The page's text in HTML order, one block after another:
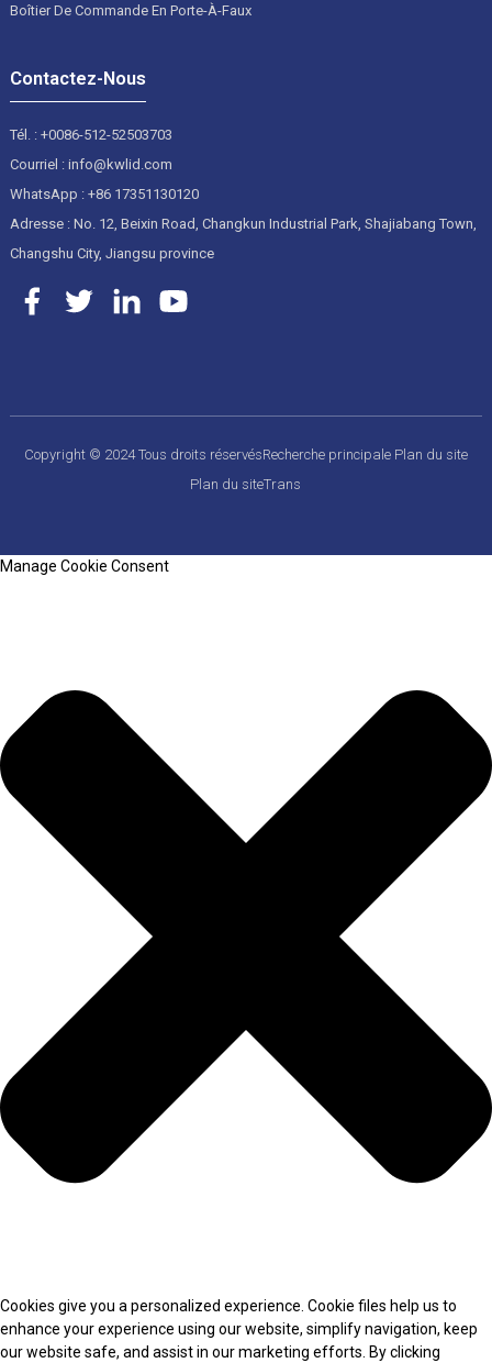
Boîtier De Commande En Porte-À-Faux
Contactez-Nous
Tél. : +0086-512-52503703
Courriel : info@kwlid.com
WhatsApp : +86 17351130120
Adresse : No. 12, Beixin Road, Changkun Industrial Park, Shajiabang Town,
Changshu City, Jiangsu province
Copyright © 2024 Tous droits réservésRecherche principale Plan du site
Plan du siteTrans
Manage Cookie Consent
Cookies give you a personalized experience. Cookie files help us to
enhance your experience using our website, simplify navigation, keep
our website safe, and assist in our marketing efforts. By clicking